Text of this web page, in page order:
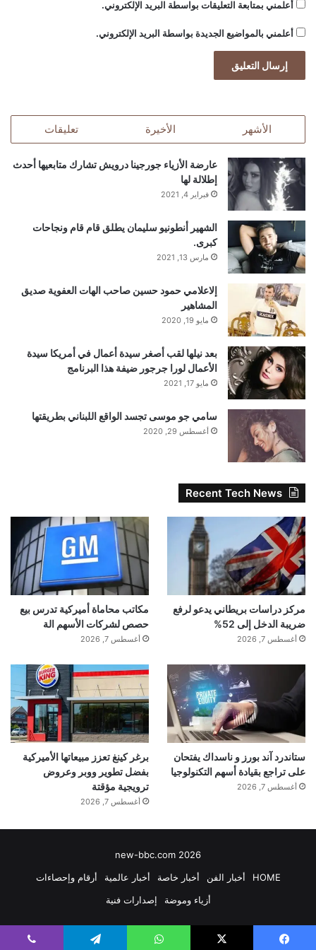
أعلمني بمتابعة التعليقات بواسطة البريد الإلكتروني.
أعلمني بالمواضيع الجديدة بواسطة البريد الإلكتروني.
الأشهر الأخيرة تعليقات
عارضة الأزياء جورجينا درويش تشارك متابعيها أحدث
إطلالة لها
فبراير 4, 2021
الشهير أنطونيو سليمان يطلق قام قام ونجاحات
كبرى.
مارس 13, 2021
إلاعلامي حمود حسين صاحب الهات العفوية صديق
المشاهير
مايو 19, 2020
بعد نيلها لقب أصغر سيدة أعمال في أمريكا سيدة
الأعمال لورا جرجور ضيفة هذا البرنامج
مايو 17, 2021
سامي جو موسى تجسد الواقع اللبناني بطريقتها
أغسطس 29, 2020
Recent Tech News
مركز دراسات بريطاني يدعو لرفع
ضريبة الدخل إلى 52%
أغسطس 7, 2026
مكاتب محاماة أميركية تدرس بيع
حصص لشركات الأسهم الة
أغسطس 7, 2026
ستاندرد آند بورز و ناسداك يفتحان
على تراجع بقيادة أسهم التكنولوجيا
أغسطس 7, 2026
برغر كينغ تعزز مبيعاتها الأميركية
بفضل تطوير ووبر وعروض
ترويجية مؤقتة
أغسطس 7, 2026
new-bbc.com 2026
HOME
أخبار الفن أخبار خاصة أخبار عالمية
أرقام وإحصاءات
أزياء وموضة
إصدارات فنية